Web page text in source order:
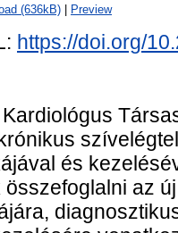
(636kB) Preview
https://doi.org/
és
az